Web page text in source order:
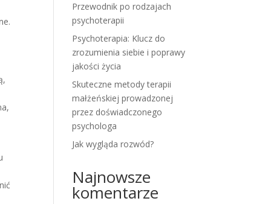
Przewodnik po rodzajach
psychoterapii
Psychoterapia: Klucz do
zrozumienia siebie i poprawy
jakości życia
Skuteczne metody terapii
małżeńskiej prowadzonej
przez doświadczonego
psychologa
Jak wygląda rozwód?
Najnowsze
komentarze